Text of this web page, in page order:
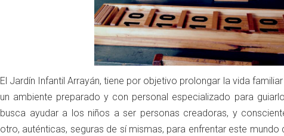
El Jardín Infantil Arrayán, tiene por objetivo prolongar la vida
un ambiente preparado y con personal especializado para
busca ayudar a los niños a ser personas creadoras, y
otro, auténticas, seguras de sí mismas, para enfrentar este mundo